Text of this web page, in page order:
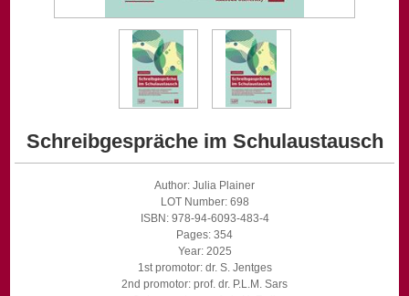
Schreibgespräche im Schulaustausch
Author: Julia Plainer
LOT Number: 698
ISBN: 978-94-6093-483-4
Pages: 354
Year: 2025
1st promotor: dr. S. Jentges
2nd promotor: prof. dr. P.L.M. Sars